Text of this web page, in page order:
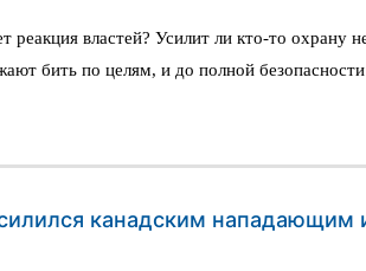
реакция властей? Усилит ли кто-то
бить по целям, и до полной
канадским нападающим